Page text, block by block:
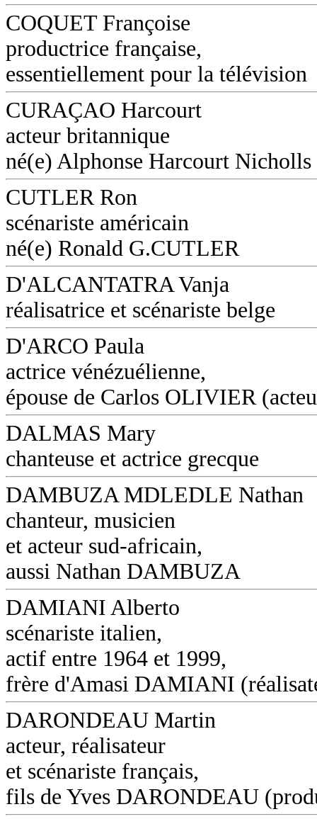
COQUET Françoise
productrice française,
essentiellement pour la télévision
CURAÇAO Harcourt
acteur britannique
né(e) Alphonse Harcourt Nicholls
CUTLER Ron
scénariste américain
né(e) Ronald G.CUTLER
D'ALCANTATRA Vanja
réalisatrice et scénariste belge
D'ARCO Paula
actrice vénézuélienne,
épouse de Carlos OLIVIER
DALMAS Mary
chanteuse et actrice grecque
DAMBUZA MDLEDLE Nathan
chanteur, musicien
et acteur sud-africain,
aussi Nathan DAMBUZA
DAMIANI Alberto
scénariste italien,
actif entre 1964 et 1999,
frère d'Amasi DAMIANI
DARONDEAU Martin
acteur, réalisateur
et scénariste français,
fils de Yves DARONDEAU